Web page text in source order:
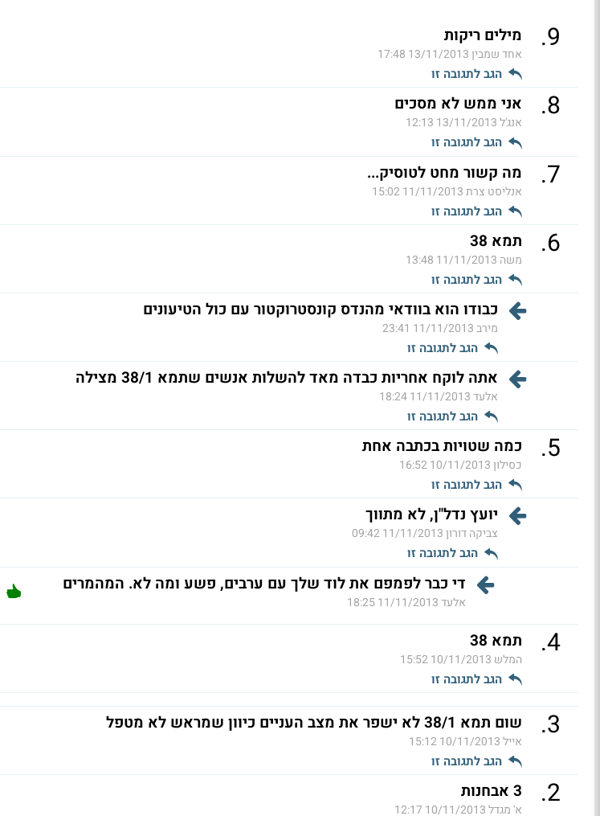
9
. מילים ריקות
אחד שמבין13/11/2013 17:48
הגב לתגובה זו
8
. אני ממש לא מסכים
אנג'ל13/11/2013 12:13
הגב לתגובה זו
7
. מה קשור מחט לטוסיק...
אנליסט צרת11/11/2013 15:02
הגב לתגובה זו
6
. תמא 38
משה 11/11/2013 13:48
הגב לתגובה זו
כבודו הוא בוודאי מהנדס קונסטרוקטור עם כול הטיעונים
מירב11/11/2013 23:41
הגב לתגובה זו
אתה לוקח אחריות כבדה מאד להשלות אנשים שתמא 38/1 מצילה
אלעד11/11/2013 18:24
הגב לתגובה זו
5
. כמה שטויות בכתבה אחת
כסילון10/11/2013 16:52
הגב לתגובה זו
יועץ נדל"ן, לא מתווך
צביקה דורון11/11/2013 09:42
הגב לתגובה זו
די כבר לפמפם את לוד שלך עם ערבים, פשע ומה לא. המהמרים
אלעד11/11/2013 18:25
4
. תמא 38
המלש 10/11/2013 15:52
הגב לתגובה זו
3
. שום תמא 38/1 לא ישפר את מצב העניים כיוון שמראש לא מטפל
אייל10/11/2013 15:12
הגב לתגובה זו
2
. 3 אבחנות
א' מגדל10/11/2013 12:17